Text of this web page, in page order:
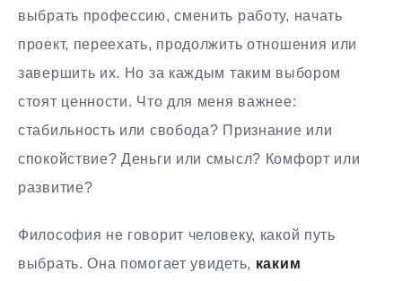
выбрать профессию, сменить работу, начать
проект, переехать, продолжить отношения или
завершить их. Но за каждым таким выбором
стоят ценности. Что для меня важнее:
стабильность или свобода? Признание или
спокойствие? Деньги или смысл? Комфорт или
развитие?
Философия не говорит человеку, какой путь
выбрать. Она помогает увидеть, каким